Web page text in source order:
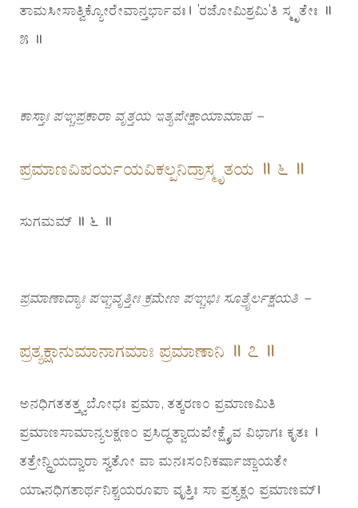
ತಾಮಸೀಸಾತ್ವಿಕ್ಯೋರೇವಾನ್ತರ್ಭಾವಃ। ’ರಜೋಮಿಶ್ರಮಿ’ತಿ ಸ್ಮೃತೇಃ ॥
೫ ॥
ಕಾಸ್ತಾಃ ಪಞ್ಚಪ್ರಕಾರಾ ವೃತ್ತಯ ಇತ್ಯಪೇಕ್ಷಾಯಾಮಾಹ –
ಪ್ರಮಾಣವಿಪರ್ಯಯವಿಕಲ್ಪನಿದ್ರಾಸ್ಮೃತಯ ॥ ೬ ॥
ಸುಗಮಮ್ ॥ ೬ ॥
ಪ್ರಮಾಣಾದ್ಯಾಃ ಪಞ್ಚವೃತ್ತೀಃ ಕ್ರಮೇಣ ಪಞ್ಚಭಿಃ ಸೂತ್ರೈರ್ಲಕ್ಷಯತಿ –
ಪ್ರತ್ಯಕ್ಷಾನುಮಾನಾಗಮಾಃ ಪ್ರಮಾಣಾನಿ ॥ ೭ ॥
ಅನಧಿಗತತತ್ತ್ವಬೋಧಃ ಪ್ರಮಾ, ತತ್ಕರಣಂ ಪ್ರಮಾಣಮಿತಿ
ಪ್ರಮಾಣಸಾಮಾನ್ಯಲಕ್ಷಣಂ ಪ್ರಸಿದ್ಧತ್ವಾದುಪೇಕ್ಷ್ಯೈವ ವಿಭಾಗಃ ಕೃತಃ ।
ತತ್ರೇನ್ದ್ರಿಯದ್ವಾರಾ ಸ್ವತೋ ವಾ ಮನಃಸಂನಿಕರ್ಷಾಜ್ಜಾಯತೇ
ಯಾಽನಧಿಗತಾರ್ಥನಿಶ್ಚಯರೂಪಾ ವೃತ್ತಿಃ ಸಾ ಪ್ರತ್ಯಕ್ಷಂ ಪ್ರಮಾಣಮ್।